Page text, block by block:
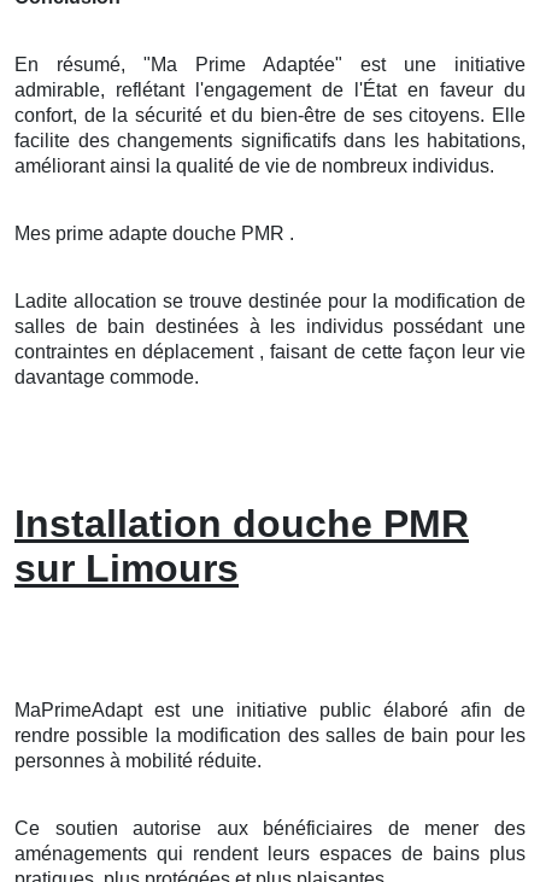
En résumé, "Ma Prime Adaptée" est une initiative
admirable, reflétant l'engagement de l'État en faveur du
confort, de la sécurité et du bien-être de ses citoyens. Elle
facilite des changements significatifs dans les habitations,
améliorant ainsi la qualité de vie de nombreux individus.
Mes prime adapte douche PMR .
Ladite allocation se trouve destinée pour la modification de
salles de bain destinées à les individus possédant une
contraintes en déplacement , faisant de cette façon leur vie
davantage commode.
Installation douche PMR
sur Limours
MaPrimeAdapt est une initiative public élaboré afin de
rendre possible la modification des salles de bain pour les
personnes à mobilité réduite.
Ce soutien autorise aux bénéficiaires de mener des
aménagements qui rendent leurs espaces de bains plus